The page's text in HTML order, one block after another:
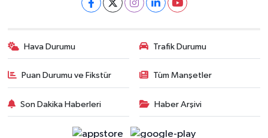
Hava Durumu Trafik Durumu
Puan Durumu ve Fikstür Tüm Manşetler
Son Dakika Haberleri Haber Arşivi